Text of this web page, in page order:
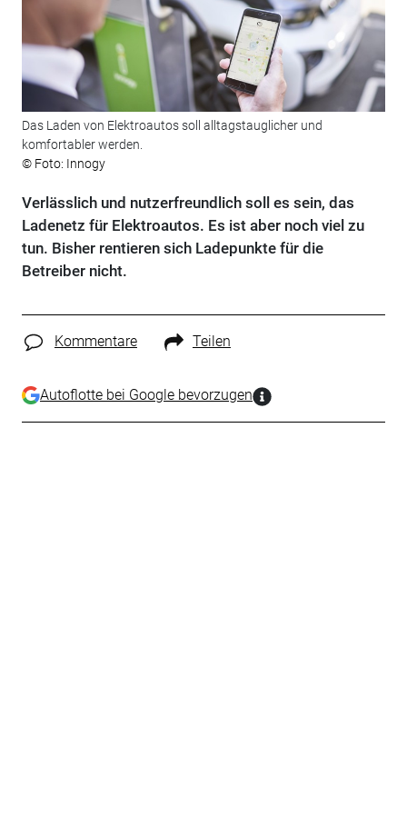
Das Laden von Elektroautos soll alltagstauglicher und
komfortabler werden.
© Foto: Innogy
Verlässlich und nutzerfreundlich soll es sein, das
Ladenetz für Elektroautos. Es ist aber noch viel zu
tun. Bisher rentieren sich Ladepunkte für die
Betreiber nicht.
Kommentare Teilen
Autoflotte bei Google bevorzugen